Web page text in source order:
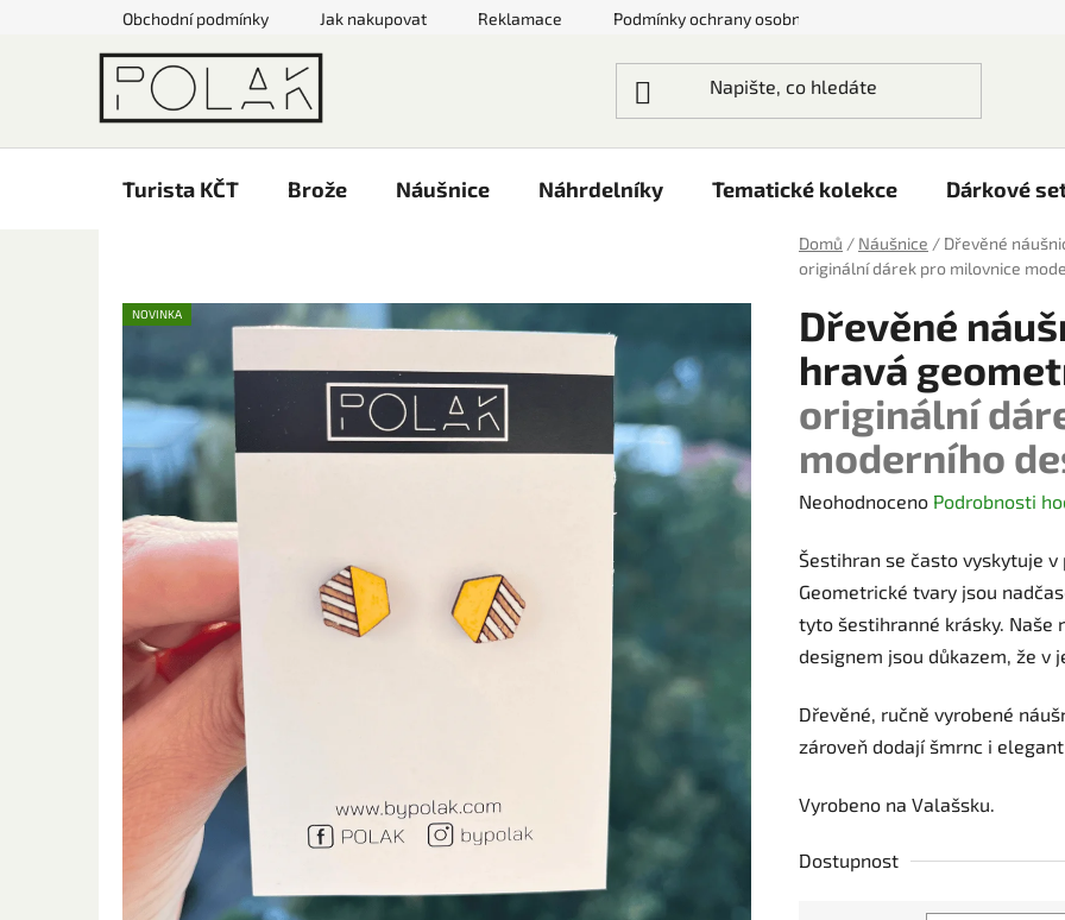
Obchodní podmínky Jak nakupovat Reklamace Podmínky ochrany osobních údajů
Turista KČT Brože Náušnice Náhrdelníky Tematické kolekce Dárkové
Domů / Náušnice / Dřevěné
originální dárek pro milovnice
Dřevěné
hravá
originální
moderního
Průměrné
produktu
je
0,0
z
hvězdiček.
Neohodnoceno Podrobnosti
Šestihran se často vyskytuje
Geometrické tvary jsou
tyto šestihranné krásky. Naše
designem jsou důkazem, že v
Dřevěné, ručně vyrobené
zároveň dodají šmrnc i
Vyrobeno na Valašsku.
Dostupnost
NOVINKA